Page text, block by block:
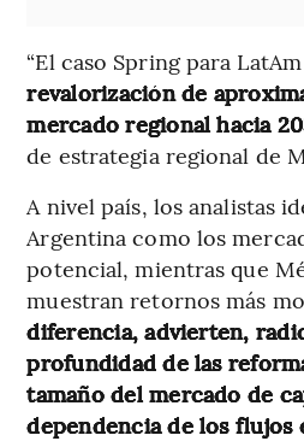
“El caso Spring para
revalorización de
mercado regional hacia
de estrategia regional de
A nivel país, los analistas
Argentina como los
potencial, mientras que
muestran retornos más
diferencia, advierten,
profundidad de las
tamaño del mercado de
dependencia de los flujos